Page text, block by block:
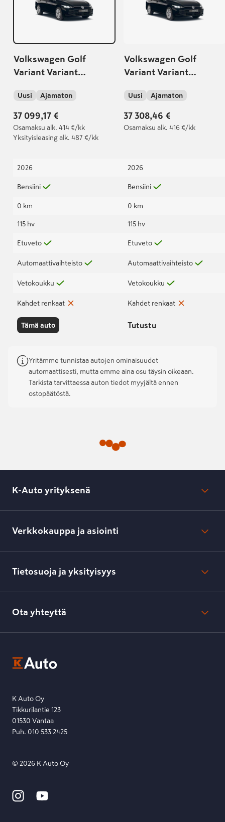
Volkswagen Golf
Variant Variant
85kW (MHEV) DSG-
automaatti
Uusi Ajamaton
37 099,17 €
Osamaksu alk. 414 €/kk
Yksityisleasing alk. 487 €/kk
2026
Bensiini
0 km
115 hv
Etuveto
Automaattivaihteisto
Vetokoukku
Kahdet renkaat
Tämä auto
Volkswagen Golf
Variant Variant
85kW (MHEV) DSG-
automaatti
Uusi Ajamaton
37 308,46 €
Osamaksu alk. 416 €/kk
2026
Bensiini
0 km
115 hv
Etuveto
Automaattivaihteisto
Vetokoukku
Kahdet renkaat
Tutustu
Yritämme tunnistaa autojen ominaisuudet
automaattisesti, mutta emme aina osu täysin oikeaan.
Tarkista tarvittaessa auton tiedot myyjältä ennen
ostopäätöstä.
K-Auto yrityksenä
Lehdistötiedotteet
Toimipisteiden yhteystiedot
Verkkokauppa ja asiointi
Toimitustavat ja -kulut
Verkkokaupan peruuttamisilmoitus
Saavutettavuus
Tietosuoja ja yksityisyys
Kesko-konsernin verkkoselailurekisteri
K-Ryhmän evästekäytännöt
Ota yhteyttä
Etsi toimipiste
K Auto Oy
Tikkurilantie 123
01530 Vantaa
Puh. 010 533 2425
© 2026 K Auto Oy